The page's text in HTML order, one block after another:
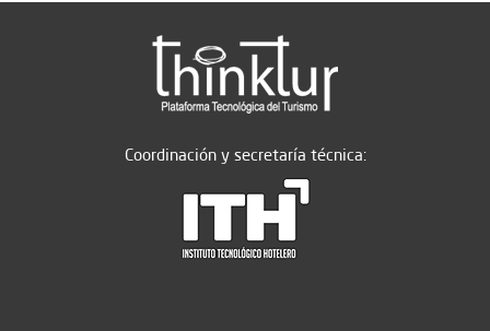
Coordinación y secretaría técnica: